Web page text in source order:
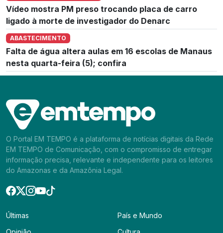
Vídeo mostra PM preso trocando placa de carro
ligado à morte de investigador do Denarc
ABASTECIMENTO
Falta de água altera aulas em 16 escolas de Manaus
nesta quarta-feira (5); confira
O Portal EM TEMPO é a plataforma de notícias digitais da Rede
EM TEMPO de Comunicação, com o compromisso de entregar
informação precisa, relevante e independente para os leitores
do Amazonas e da Amazônia Legal.
Últimas
País e Mundo